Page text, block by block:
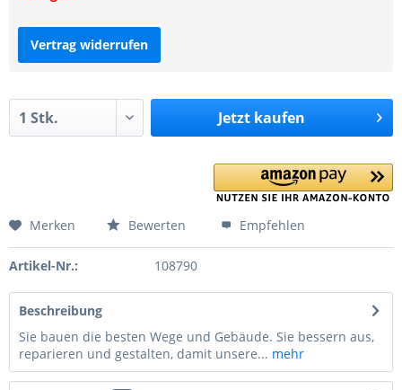
Vertrag widerrufen
Jetzt kaufen
Merken Bewerten Empfehlen
Artikel-Nr.: 108790
Beschreibung
Sie bauen die besten Wege und Gebäude. Sie bessern aus,
reparieren und gestalten, damit unsere... mehr